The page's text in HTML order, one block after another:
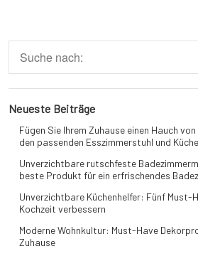
Neueste Beiträge
Fügen Sie Ihrem Zuhause einen Hauch
den passenden Esszimmerstuhl und
Unverzichtbare rutschfeste
beste Produkt für ein erfrischendes
Unverzichtbare Küchenhelfer: Fünf Must-
Kochzeit verbessern
Moderne Wohnkultur: Must-Have
Zuhause